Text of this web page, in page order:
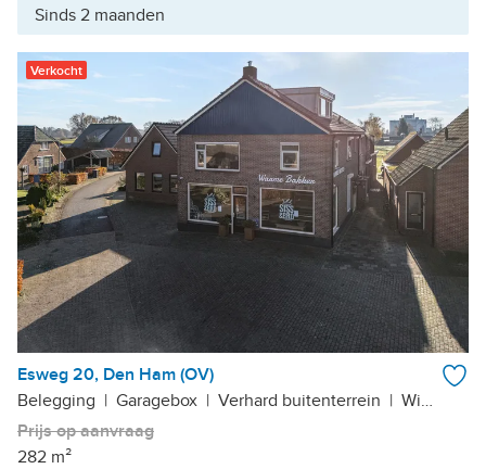
Sinds 2 maanden
Verkocht
Esweg 20, Den Ham (OV)
Belegging | Garagebox | Verhard buitenterrein | Winkel
Prijs op aanvraag
282 m²